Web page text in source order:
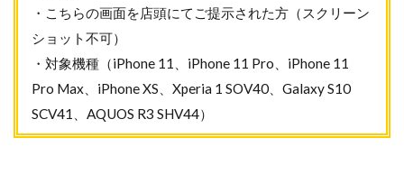
・こちらの画面を店頭にてご提示された方（スクリーン
ショット不可）
・対象機種（iPhone 11、iPhone 11 Pro、iPhone 11
Pro Max、iPhone XS、Xperia 1 SOV40、Galaxy S10
SCV41、AQUOS R3 SHV44）